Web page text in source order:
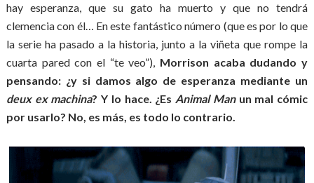
hay esperanza, que su gato ha muerto y que no tendrá
clemencia con él… En este fantástico número (que es por lo que
la serie ha pasado a la historia, junto a la viñeta que rompe la
cuarta pared con el “te veo”), Morrison acaba dudando y
pensando: ¿y si damos algo de esperanza mediante un
deux ex machina? Y lo hace. ¿Es Animal Man un mal cómic
por usarlo? No, es más, es todo lo contrario.